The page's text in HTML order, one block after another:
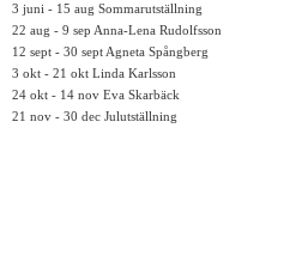
3 juni - 15 aug Sommarutställning
22 aug - 9 sep Anna-Lena Rudolfsson
12 sept - 30 sept Agneta Spångberg
3 okt - 21 okt Linda Karlsson
24 okt - 14 nov Eva Skarbäck
21 nov - 30 dec Julutställning